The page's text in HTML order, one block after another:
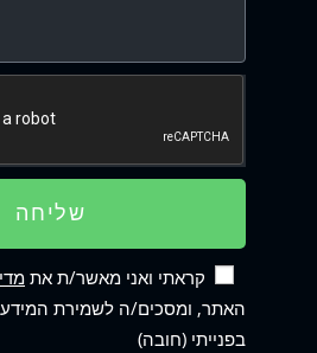
שליחה
קראתי ואני מאשר/ת את
האתר, ומסכים/ה לשמירת המידע
בפנייתי (חובה)